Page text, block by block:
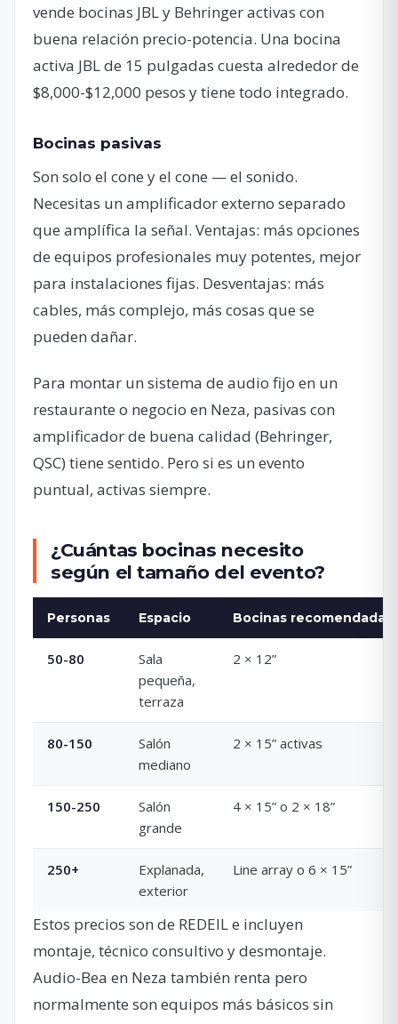
vende bocinas JBL y Behringer activas con
buena relación precio-potencia. Una bocina
activa JBL de 15 pulgadas cuesta alrededor de
$8,000-$12,000 pesos y tiene todo integrado.
Bocinas pasivas
Son solo el cone y el cone — el sonido.
Necesitas un amplificador externo separado
que amplífica la señal. Ventajas: más opciones
de equipos profesionales muy potentes, mejor
para instalaciones fijas. Desventajas: más
cables, más complejo, más cosas que se
pueden dañar.
Para montar un sistema de audio fijo en un
restaurante o negocio en Neza, pasivas con
amplificador de buena calidad (Behringer,
QSC) tiene sentido. Pero si es un evento
puntual, activas siempre.
¿Cuántas bocinas necesito
según el tamaño del evento?
Personas Espacio Bocinas recomendadas
50-80
Sala
pequeña,
terraza
2 × 12”
80-150
Salón
mediano
2 × 15” activas
150-250
Salón
grande
4 × 15” o 2 × 18”
250+
Explanada,
exterior
Line array o 6 × 15”
Estos precios son de REDEIL e incluyen
montaje, técnico consultivo y desmontaje.
Audio-Bea en Neza también renta pero
normalmente son equipos más básicos sin